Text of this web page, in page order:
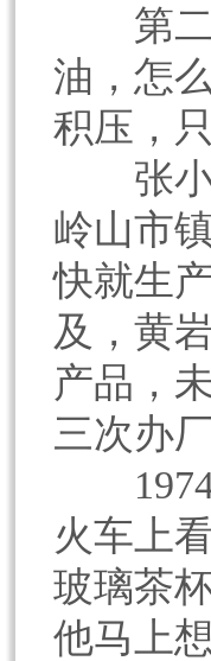
第二
油，怎
积压，
张小
岭山市
快就生
及，黄
产品，
三次办
1974
火车上
玻璃茶
他马上